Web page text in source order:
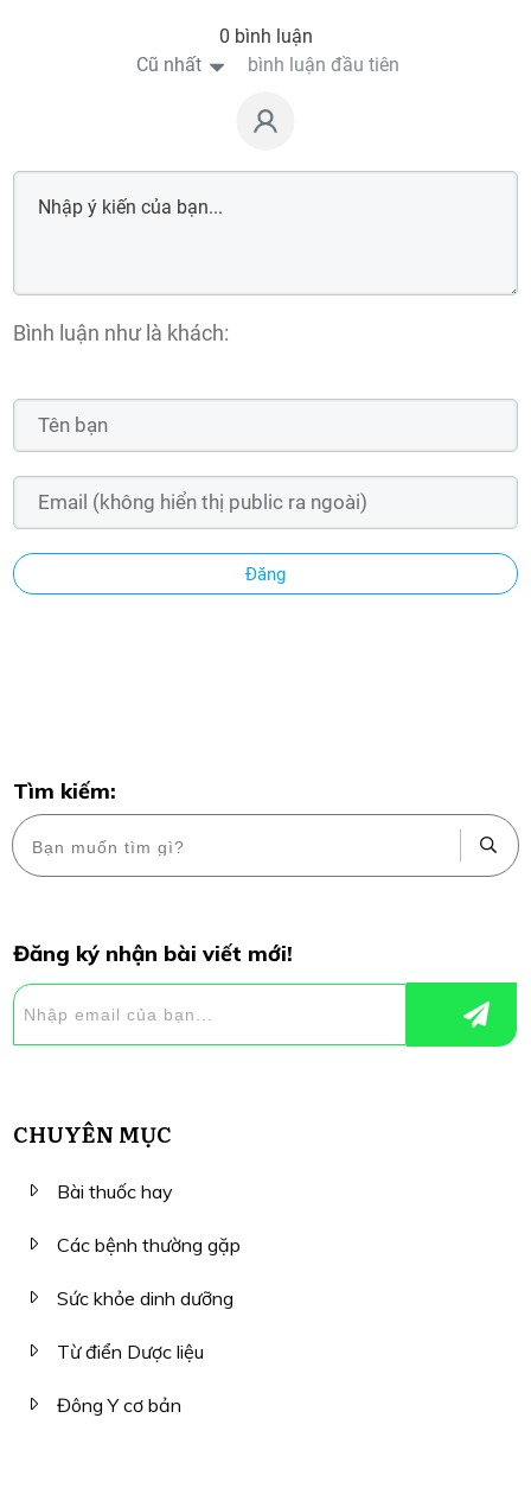
0 bình luận
Cũ nhất
bình luận đầu tiên
Bình luận như là khách:
Đăng
Tìm kiếm:
Đăng ký nhận bài viết mới!
CHUYÊN MỤC
Bài thuốc hay
Các bệnh thường gặp
Sức khỏe dinh dưỡng
Từ điển Dược liệu
Đông Y cơ bản